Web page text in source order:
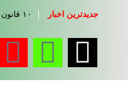
جدیدترین اخبار ۱۰ قانون تحلیل تکنیکال جان مورفی